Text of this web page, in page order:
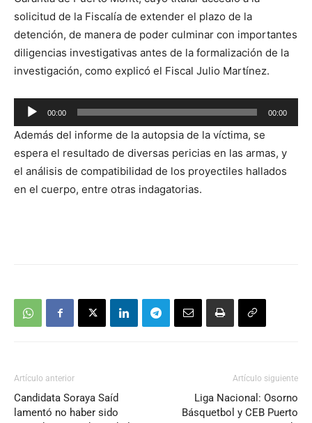
solicitud de la Fiscalía de extender el plazo de la
detención, de manera de poder culminar con importantes
diligencias investigativas antes de la formalización de la
investigación, como explicó el Fiscal Julio Martínez.
Reproductor
de
audio
00:00 00:00
Además del informe de la autopsia de la víctima, se
espera el resultado de diversas pericias en las armas, y
el análisis de compatibilidad de los proyectiles hallados
en el cuerpo, entre otras indagatorias.
Artículo anterior
Candidata Soraya Saíd
lamentó no haber sido
Artículo siguiente
Liga Nacional: Osorno
Básquetbol y CEB Puerto